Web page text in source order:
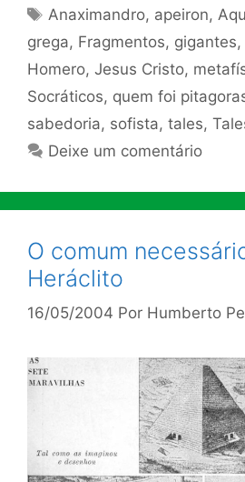
Tags
Anaximandro, apeiron,
grega, Fragmentos, gigantes,
Homero, Jesus Cristo,
Socráticos, quem foi
sabedoria, sofista, tales,
Deixe um comentário
O comum
Heráclito
16/05/2004 Por Humberto